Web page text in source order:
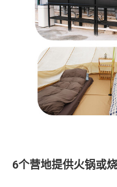
6个营地提供火锅或